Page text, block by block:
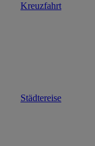
Kreuzfahrt
Städtereise